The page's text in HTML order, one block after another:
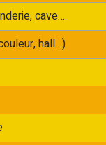
cave…
hall…)